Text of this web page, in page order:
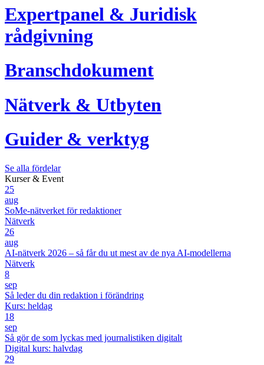
Expertpanel & Juridisk
rådgivning
Branschdokument
Nätverk & Utbyten
Guider & verktyg
Se alla fördelar
Kurser & Event
25
aug
SoMe-nätverket för redaktioner
Nätverk
26
aug
AI-nätverk 2026 – så får du ut mest av de nya AI-modellerna
Nätverk
8
sep
Så leder du din redaktion i förändring
Kurs: heldag
18
sep
Så gör de som lyckas med journalistiken digitalt
Digital kurs: halvdag
29